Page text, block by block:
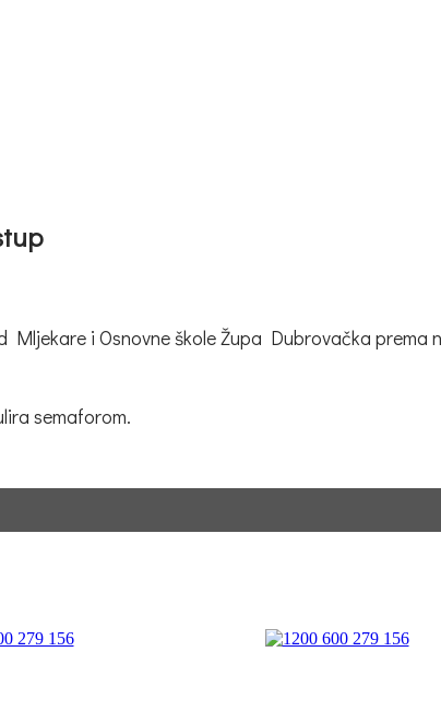
i Osnovne škole Župa Dubrovačka
semaforom.